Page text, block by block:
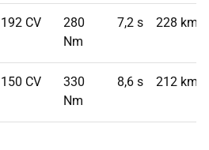
192 CV
280
Nm
7,2 s 228 km/
150 CV
330
Nm
8,6 s 212 km/